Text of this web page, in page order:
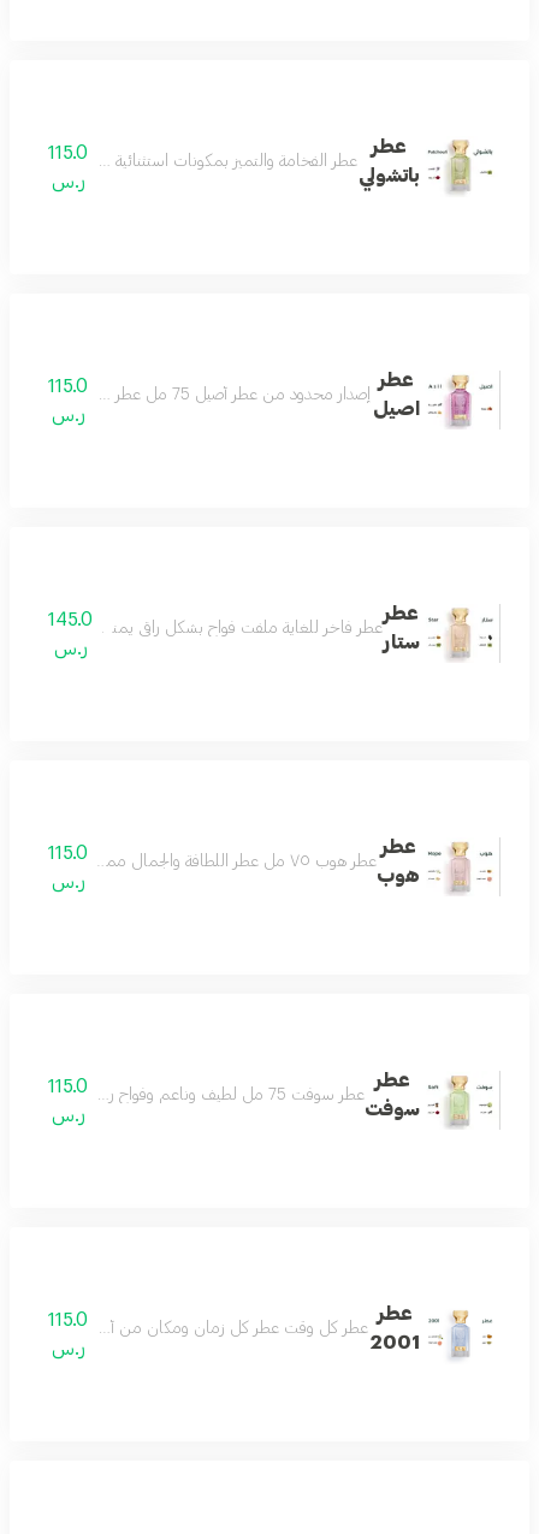
عطر
باتشولي
عطر الفخامة والتميز بمكونات استثنائية مختارة بعناية
115.0
ر.س
عطر
اصيل
إصدار محدود من عطر أصيل 75 مل عطر منعش يتميز باللطافة والهدوء والجمال يمنحك شعورا بالمتعة والسعادة عطر ممتع ومريح للغاية عطرك اليومي مكونات العطر توت فراولة فانيلا زهر البرتقال
115.0
ر.س
عطر
ستار
عطر فاخر للغاية ملفت فواح بشكل راقي يمنحك الفخامة
145.0
ر.س
عطر
هوب
عطر هوب ٧٥ مل عطر اللطافة والجمال مميز وجميل بكل معنى رائع وفواح بتكوين فاخر من الياسمين والجريب فروت مع مزيج من المسك الأبيض وخشب الأرز ونفحات لطيفة من العنبر لتتكون منه رائحة منعشة باردة تناسب جميع الأذواق عطر يليق بك
115.0
ر.س
عطر
سوفت
عطر سوفت 75 مل لطيف وناعم وفواح رائحة تملك القلب منعش ويصنع يومك بجماله مناسب للجنسين
115.0
ر.س
عطر
2001
عطر كل وقت عطر كل زمان ومكان من أجمل العطور
115.0
ر.س